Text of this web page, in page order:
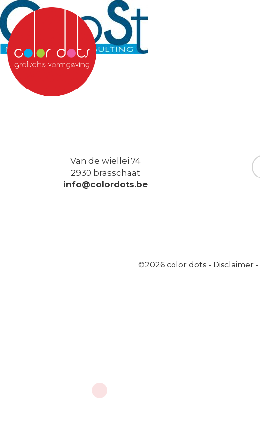
Van de wiellei 74
2930 brasschaat
info@colordots.be
©2026 color dots - Disclaimer -